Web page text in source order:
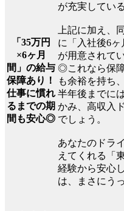
「35万円
×6ヶ月
間」の給与
保障あり！
仕事に慣れ
るまでの期
間も安心◎
が充実してい
上記に加え、
に「入社後6
が用意されて
◎これなら保
も余裕を持ち
半年後までに
かみ、高収入
でしょう。
あなたのドラ
えてくれる「
経験から安心
は、まさにう